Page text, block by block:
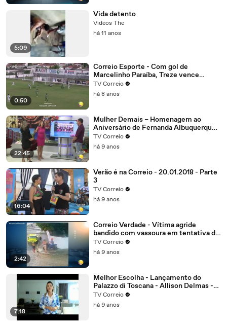
5:09
Vida detento
Videos The
há 11 anos
0:50
Correio Esporte - Com gol de
Marcelinho Paraíba, Treze vence
Nacional de Patos, alivia a crise e abre
vantagem na liderança do grupo B
TV Correio
há 8 anos
22:45
Mulher Demais – Homenagem ao
Aniversário de Fernanda Albuquerque.
Parte 4
TV Correio
há 9 anos
16:04
Verão é na Correio - 20.01.2018 - Parte
3
TV Correio
há 9 anos
2:42
Correio Verdade - Vítima agride
bandido com vassoura em tentativa de
assalto no bairro dos Estados
TV Correio
há 9 anos
7:18
Melhor Escolha - Lançamento do
Palazzo di Toscana - Allison Delmas -
Sócio diretor
TV Correio
há 9 anos